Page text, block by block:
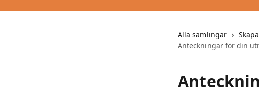
Alla samlingar
Anteckningar för din